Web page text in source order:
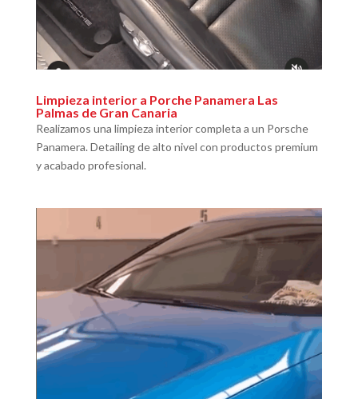
Limpieza interior a Porche Panamera Las
Palmas de Gran Canaria
Realizamos una limpieza interior completa a un Porsche
Panamera. Detailing de alto nivel con productos premium
y acabado profesional.